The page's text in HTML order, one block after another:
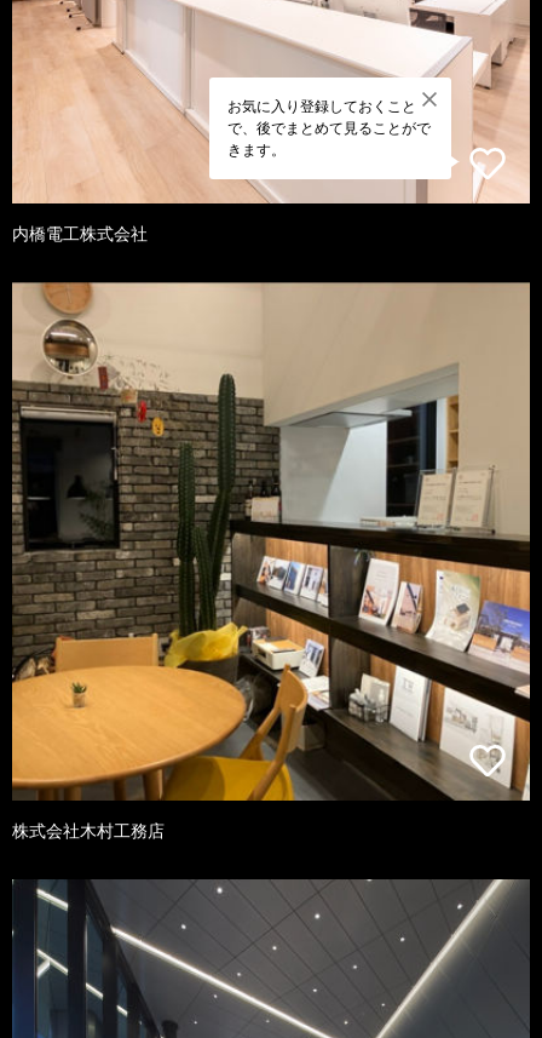
お気に入り登録しておくこと
で、後でまとめて見ることがで
きます。
内橋電工株式会社
株式会社木村工務店